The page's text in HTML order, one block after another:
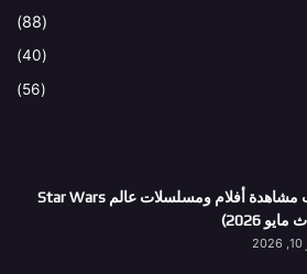
(88)
(40)
(56)
ترتيب مشاهدة أفلام ومسلسلات عالم Star Wars
2026)